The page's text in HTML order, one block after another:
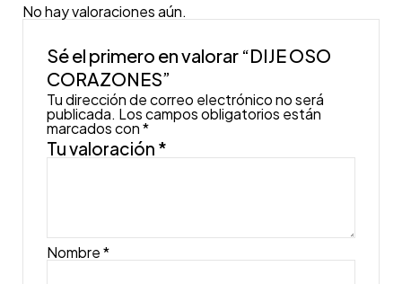
No hay valoraciones aún.
Sé el primero en valorar “DIJE OSO
CORAZONES”
Tu dirección de correo electrónico no será
publicada. Los campos obligatorios están
marcados con*
Tu valoración *
Nombre*